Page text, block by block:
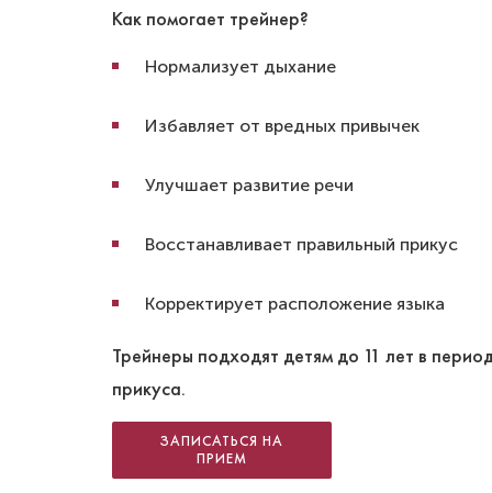
Как помогает трейнер?
Нормализует дыхание
Избавляет от вредных привычек
Улучшает развитие речи
Восстанавливает правильный прикус
Корректирует расположение языка
Трейнеры подходят детям до 11 лет в
прикуса.
ЗАПИСАТЬСЯ НА
ПРИЕМ